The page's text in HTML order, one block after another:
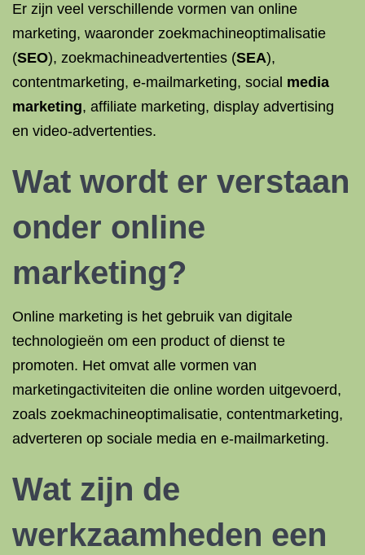
Er zijn veel verschillende vormen van online
marketing, waaronder zoekmachineoptimalisatie
(SEO), zoekmachineadvertenties (SEA),
contentmarketing, e-mailmarketing, social media
marketing, affiliate marketing, display advertising
en video-advertenties.
Wat wordt er verstaan
onder online
marketing?
Online marketing is het gebruik van digitale
technologieën om een product of dienst te
promoten. Het omvat alle vormen van
marketingactiviteiten die online worden uitgevoerd,
zoals zoekmachineoptimalisatie, contentmarketing,
adverteren op sociale media en e-mailmarketing.
Wat zijn de
werkzaamheden een